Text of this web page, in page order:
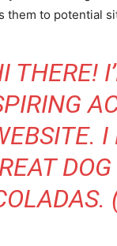
them to potential
THERE!